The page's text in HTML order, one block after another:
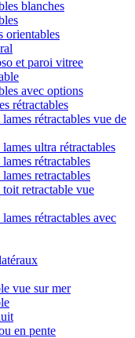
blanches
orientables
et paroi vitree
avec options
rétractables
rétractables vue de
ultra rétractables
rétractables
retractables
retractable vue
rétractables avec
vue sur mer
en pente